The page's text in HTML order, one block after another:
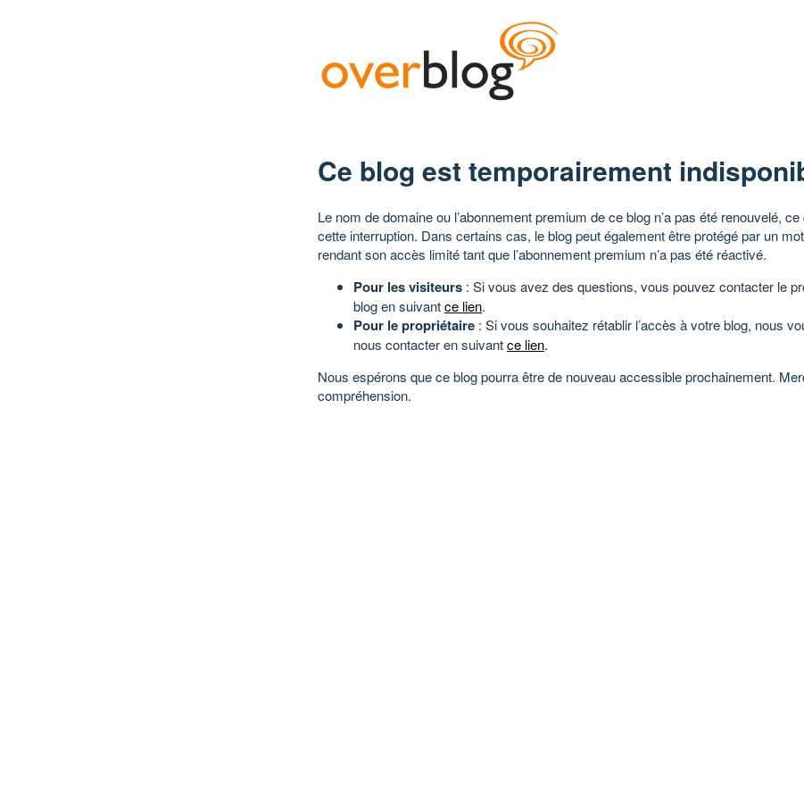
Ce blog est temporairement
Le nom de domaine ou l’abonnement premium de ce blog n’a pas été renouvelé,
cette interruption. Dans certains cas, le blog peut également être protégé par un
rendant son accès limité tant que l’abonnement premium n’a pas été réactivé.
Pour les visiteurs : Si vous avez des questions, vous pouvez contacter le
blog en suivantce lien.
Pour le propriétaire : Si vous souhaitez rétablir l’accès à votre blog, nous
nous contacter en suivantce lien.
Nous espérons que ce blog pourra être de nouveau accessible prochainement.
compréhension.